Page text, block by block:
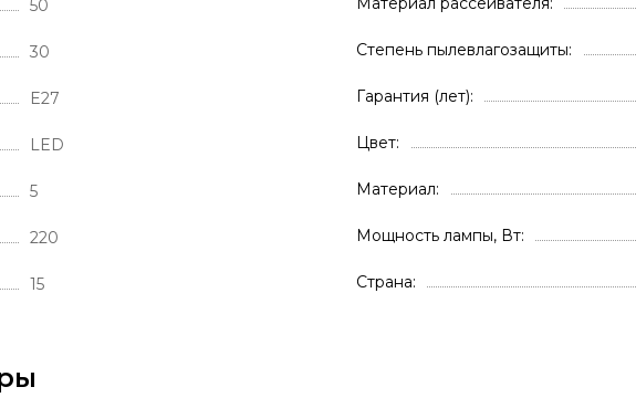
50
30
E27
LED
5
220
15
Степень пылевлагозащиты
Гарантия (лет)
Цвет
Материал
Мощность лампы, Вт
Страна